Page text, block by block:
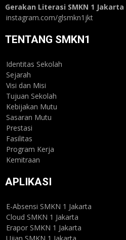
Gerakan Literasi SMKN 1 Jakarta
instagram.com/glsmkn1jkt
TENTANG SMKN1
Identitas Sekolah
Sejarah
Visi dan Misi
Tujuan Sekolah
Kebijakan Mutu
Sasaran Mutu
Prestasi
Fasilitas
Program Kerja
Kemitraan
APLIKASI
E-Absensi SMKN 1 Jakarta
Cloud SMKN 1 Jakarta
Erapor SMKN 1 Jakarta
Ujian SMKN 1 Jakarta